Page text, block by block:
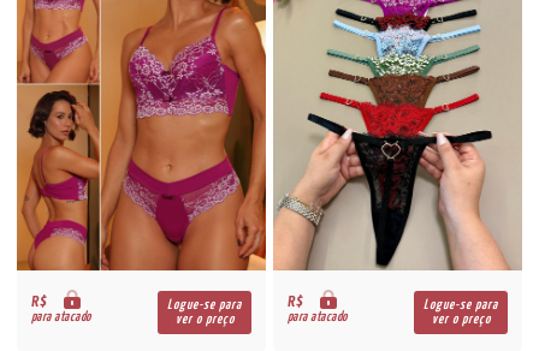
R$
para atacado
Logue-se para
ver o preço
R$
para atacado
Logue-se para
ver o preço